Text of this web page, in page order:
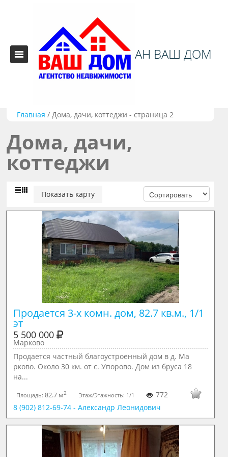
АН ВАШ ДОМ
Главная /Дома, дачи, коттеджи - страница 2
Дома, дачи,
коттеджи
Показать карту
Продается 3-х комн. дом, 82.7 кв.м., 1/1
эт
5 500 000
Марково
Продается частный благоустроенный дом в д. Ма
рково. Около 30 км. от с. Упорово. Дом из бруса 18
на...
Площадь:82.7 м2 Этаж/Этажность: 1/1
772
8 (902) 812-69-74 - Александр Леонидович